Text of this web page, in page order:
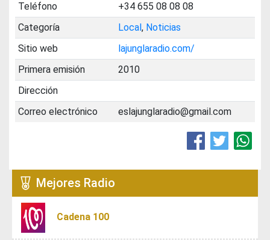
Teléfono
+34 655 08 08 08
Categoría
Local, Noticias
Sitio web
lajunglaradio.com/
Primera emisión
2010
Dirección
Correo electrónico
eslajunglaradio@gmail.com
Mejores Radio
Cadena 100